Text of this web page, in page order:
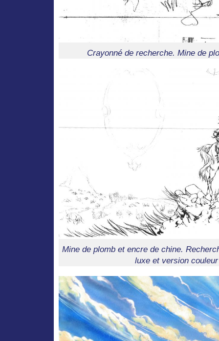
Crayonné de recherche. Mine de
Mine de plomb et encre de chine.
luxe et version